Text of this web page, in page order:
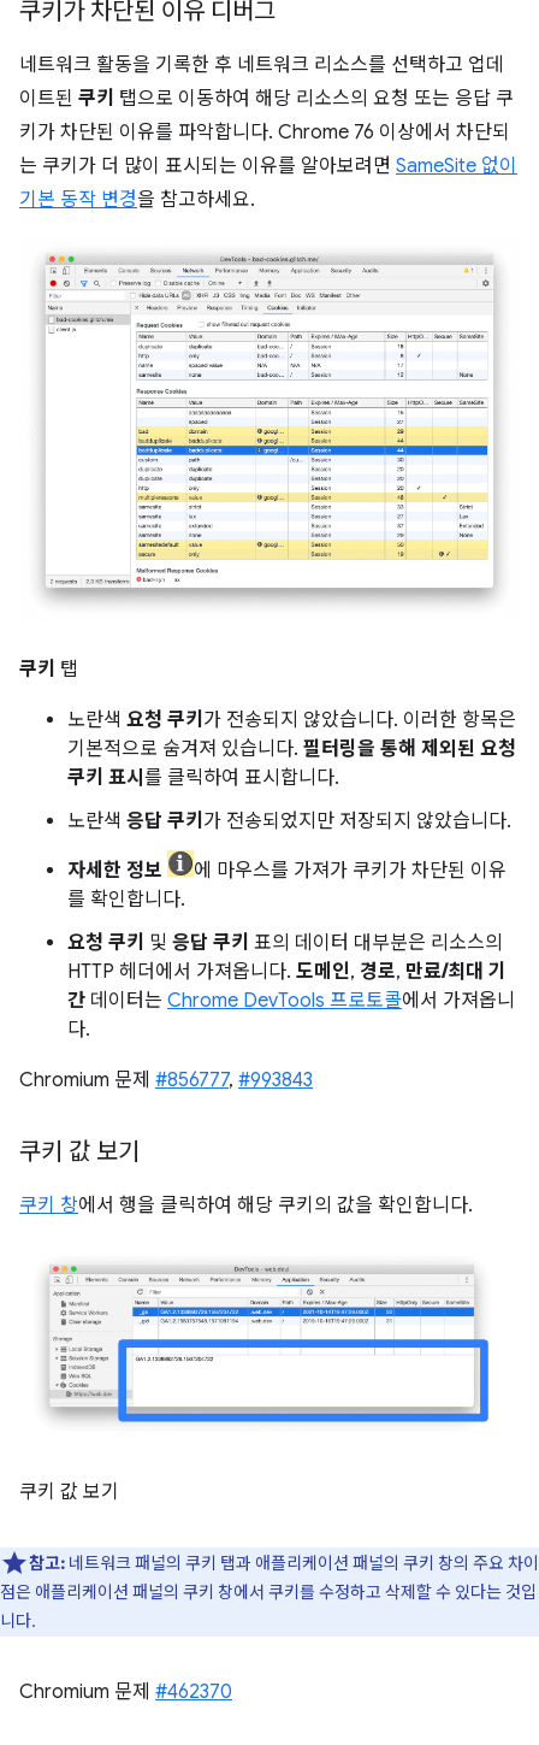
쿠키가 차단된 이유 디버그
네트워크 활동을 기록한 후 네트워크 리소스를 선택하고 업데
이트된 쿠키 탭으로 이동하여 해당 리소스의 요청 또는 응답 쿠
키가 차단된 이유를 파악합니다. Chrome 76 이상에서 차단되
는 쿠키가 더 많이 표시되는 이유를 알아보려면 SameSite 없이
기본 동작 변경을 참고하세요.
쿠키 탭
노란색 요청 쿠키 가 전송되지 않았습니다. 이러한 항목은
기본적으로 숨겨져 있습니다. 필터링을 통해 제외된 요청
쿠키 표시 를 클릭하여 표시합니다.
노란색 응답 쿠키 가 전송되었지만 저장되지 않았습니다.
자세한 정보
에 마우스를 가져가 쿠키가 차단된 이유
를 확인합니다.
요청 쿠키 및 응답 쿠키 표의 데이터 대부분은 리소스의
HTTP 헤더에서 가져옵니다. 도메인, 경로, 만료/최대 기
간 데이터는 Chrome DevTools 프로토콜에서 가져옵니
다.
Chromium 문제 #856777, #993843
쿠키 값 보기
쿠키 창에서 행을 클릭하여 해당 쿠키의 값을 확인합니다.
쿠키 값 보기
참고: 네트워크 패널의 쿠키 탭과 애플리케이션 패널의 쿠키 창의 주요 차이
점은 애플리케이션 패널의 쿠키 창에서 쿠키를 수정하고 삭제할 수 있다는 것입
니다.
Chromium 문제 #462370